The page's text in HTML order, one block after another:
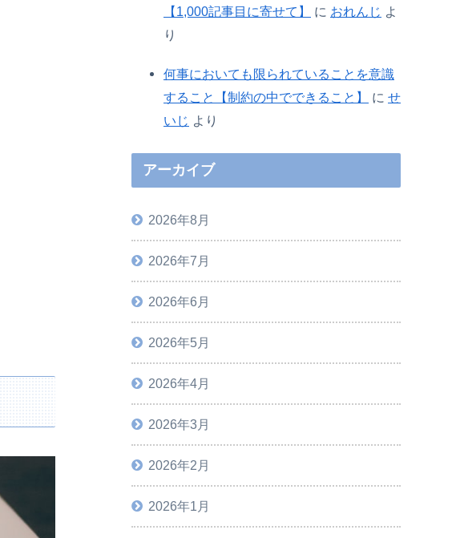
【1,000記事目に寄せて】
に おれんじ よ
り
何事においても限られていることを意識
すること【制約の中でできること】
に せ
いじ より
アーカイブ
2026年8月
2026年7月
2026年6月
2026年5月
2026年4月
2026年3月
2026年2月
2026年1月